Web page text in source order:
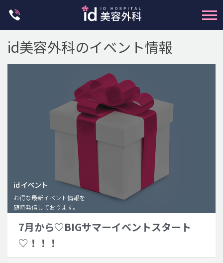
脂肪注入(アンチエイジング)
豊胸手術・バストアップ
プチ整形
脂肪吸引 (大容量)
メンズ整形
id美容外科のイベント情報
id イベント
お得な最新イベント情報を
随時発信しております。
7月から♡BIGサマーイベントスタート
♡！！！